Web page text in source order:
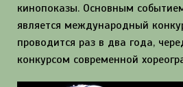
кинопоказы. Основным
является международный
проводится раз в два года,
конкурсом современной